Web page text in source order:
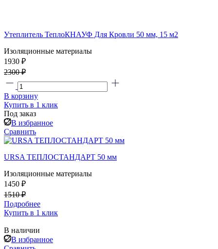
Утеплитель ТеплоКНАУФ Для Кровли 50 мм, 15 м2
Изоляционные материалы
1930 ₽
2300 ₽
В корзину
Купить в 1 клик
Под заказ
В избранное
Сравнить
URSA ТЕПЛОСТАНДАРТ 50 мм
Изоляционные материалы
1450 ₽
1510 ₽
Подробнее
Купить в 1 клик
В наличии
В избранное